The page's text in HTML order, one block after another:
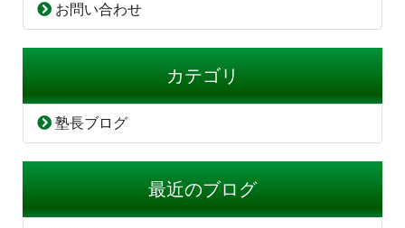
お問い合わせ
カテゴリ
塾長ブログ
最近のブログ